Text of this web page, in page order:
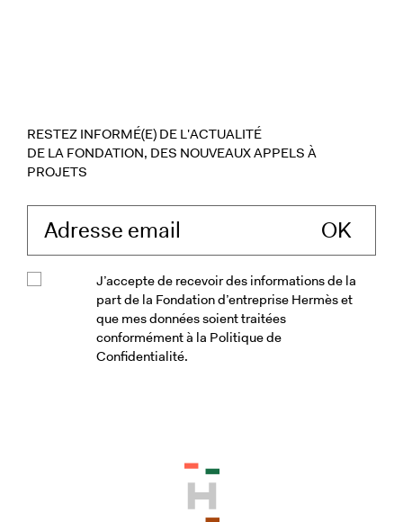
RESTEZ INFORMÉ(E) DE L'ACTUALITÉ
DE LA FONDATION, DES NOUVEAUX APPELS À
PROJETS
J’accepte de recevoir des informations de la
part de la Fondation d’entreprise Hermès et
que mes données soient traitées
conformément à la Politique de
Confidentialité.